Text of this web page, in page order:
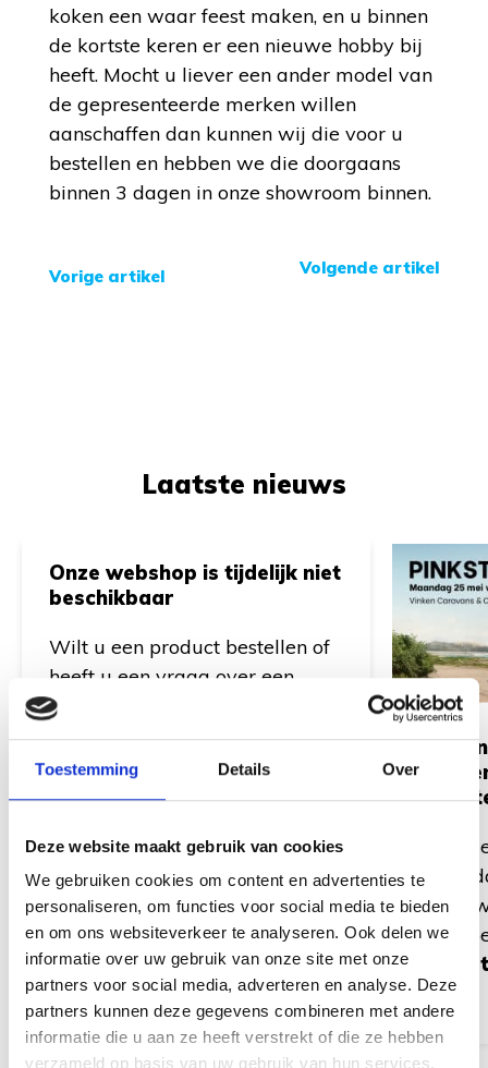
Toestemming Details Over
Deze website maakt gebruik van cookies
We gebruiken cookies om content en advertenties te
personaliseren, om functies voor social media te bieden
en om ons websiteverkeer te analyseren. Ook delen we
informatie over uw gebruik van onze site met onze
partners voor social media, adverteren en analyse. Deze
partners kunnen deze gegevens combineren met andere
informatie die u aan ze heeft verstrekt of die ze hebben
verzameld op basis van uw gebruik van hun services.
koken een waar feest maken, en u binnen
de kortste keren er een nieuwe hobby bij
heeft. Mocht u liever een ander model van
de gepresenteerde merken willen
aanschaffen dan kunnen wij die voor u
bestellen en hebben we die doorgaans
binnen 3 dagen in onze showroom binnen.
Vorige artikel Volgende artikel
Laatste nieuws
Onze webshop is tijdelijk niet
beschikbaar
Wilt u een product bestellen of
heeft u een vraag over een
artikel? Geen probleem! Stuur
ons gerust een e-mail via
info@vinkencaravans.nl
helpen u graag verder en
met u op.
Op
harte
Wij